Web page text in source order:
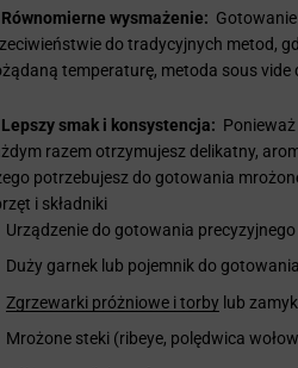
wysmażenie:
do tradycyjnych metod,
temperaturę, metoda sous
smak i konsystencja:
razem otrzymujesz delikatny,
potrzebujesz do gotowania
i składniki
Urządzenie do gotowania
Duży garnek lub pojemnik do
Zgrzewarki próżniowe i torby lub
Mrożone steki (ribeye, polędwica